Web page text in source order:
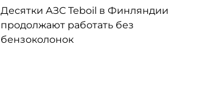
Десятки АЗС Teboil в Финляндии
продолжают работать без
бензоколонок